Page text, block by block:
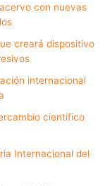
con nuevas
creará dispositivo
internacional
científico
Internacional del